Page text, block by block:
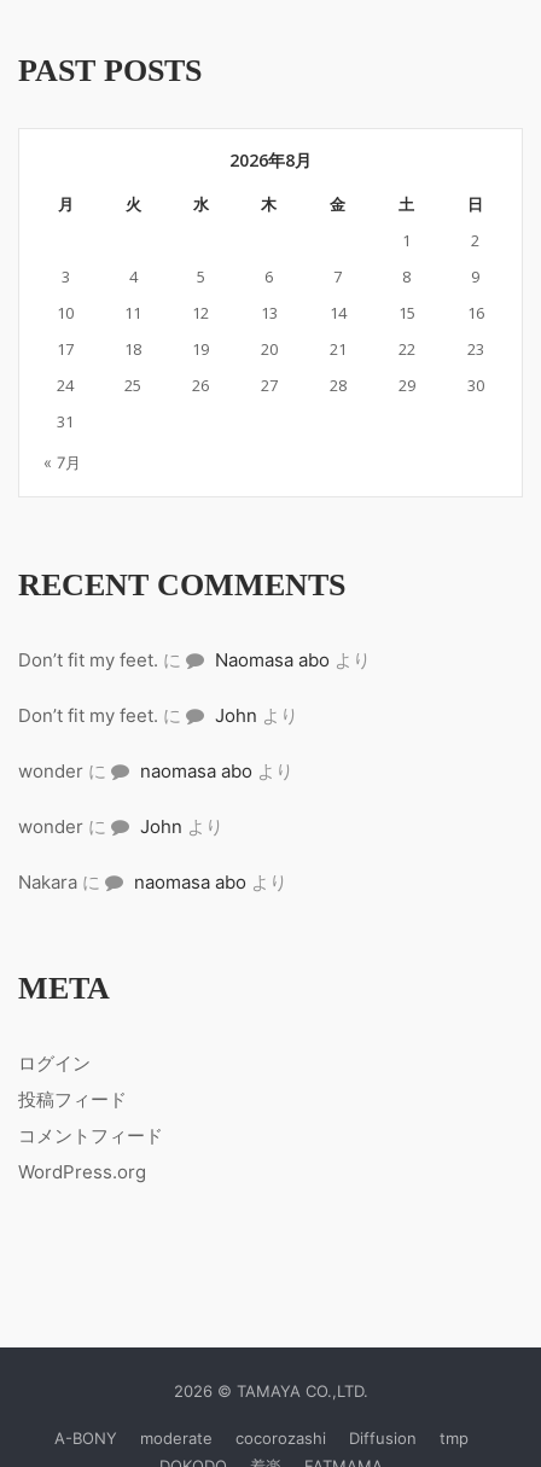
PAST POSTS
2026年8月
月 火 水 木 金 土
日
1
2
3
4 5 6 7 8
9
10
11 12 13 14 15
16
17
18 19 20 21 22
23
24
25 26 27 28 29
30
31
« 7月
RECENT COMMENTS
Don’t fit my feet. に Naomasa abo より
Don’t fit my feet. に John より
wonder に naomasa abo より
wonder に John より
Nakara に naomasa abo より
META
ログイン
投稿フィード
コメントフィード
WordPress.org
2026 © TAMAYA CO.,LTD.
A-BONY moderate cocorozashi Diffusion
tmp